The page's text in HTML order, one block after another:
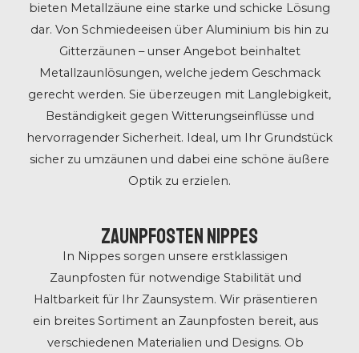
bieten Metallzäune eine starke und schicke Lösung
dar. Von Schmiedeeisen über Aluminium bis hin zu
Gitterzäunen – unser Angebot beinhaltet
Metallzaunlösungen, welche jedem Geschmack
gerecht werden. Sie überzeugen mit Langlebigkeit,
Beständigkeit gegen Witterungseinflüsse und
hervorragender Sicherheit. Ideal, um Ihr Grundstück
sicher zu umzäunen und dabei eine schöne äußere
Optik zu erzielen.
Zaunpfosten Nippes
In Nippes sorgen unsere erstklassigen
Zaunpfosten für notwendige Stabilität und
Haltbarkeit für Ihr Zaunsystem. Wir präsentieren
ein breites Sortiment an Zaunpfosten bereit, aus
verschiedenen Materialien und Designs. Ob